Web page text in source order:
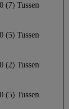
(7) Tussen
(5) Tussen
(2) Tussen
(5) Tussen